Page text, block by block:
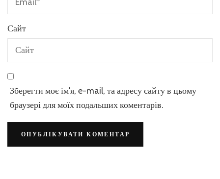
Сайт
Зберегти моє ім'я, e-mail, та адресу сайту в цьому
браузері для моїх подальших коментарів.